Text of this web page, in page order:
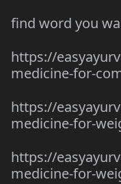
find word you
https://
medicine-for-
https://
medicine-for-
https://
medicine-for-